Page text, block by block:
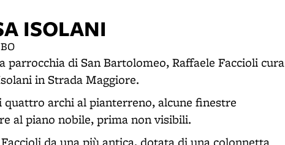
ISOLANI
parrocchia di San Bartolomeo, Raffaele Faccioli cura
in Strada Maggiore.
archi al pianterreno, alcune finestre
al piano nobile, prima non visibili.